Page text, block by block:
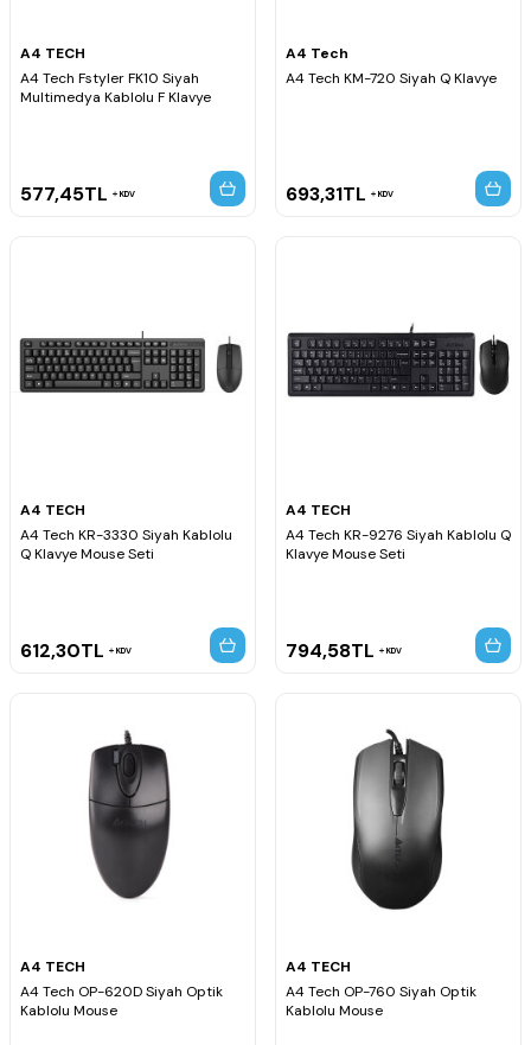
A4 TECH
A4 Tech Fstyler FK10 Siyah
Multimedya Kablolu F Klavye
577,45TL KDV
A4 Tech
A4 Tech KM-720 Siyah Q Klavye
693,31TL KDV
A4 TECH
A4 Tech KR-3330 Siyah Kablolu
Q Klavye Mouse Seti
612,30TL KDV
A4 TECH
A4 Tech KR-9276 Siyah Kablolu Q
Klavye Mouse Seti
794,58TL KDV
A4 TECH
A4 Tech OP-620D Siyah Optik
Kablolu Mouse
A4 TECH
A4 Tech OP-760 Siyah Optik
Kablolu Mouse